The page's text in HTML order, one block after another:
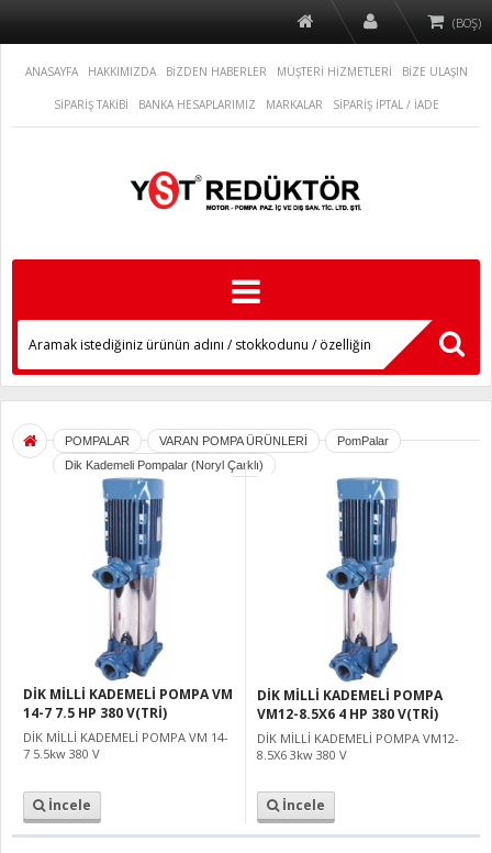
(BOŞ)
ANASAYFA HAKKIMIZDA BİZDEN HABERLER MÜŞTERİ HİZMETLERİ BİZE ULAŞIN
SİPARİŞ TAKİBİ BANKA HESAPLARIMIZ MARKALAR SİPARİŞ İPTAL / İADE
POMPALAR VARAN POMPA ÜRÜNLERİ
PomPalar
Dik Kademeli Pompalar (Noryl Çarklı)
DİK MİLLİ KADEMELİ POMPA VM
14-7 7.5 HP 380 V(TRİ)
DİK MİLLİ KADEMELİ POMPA VM 14-
7 5.5kw 380 V
İncele
DİK MİLLİ KADEMELİ POMPA
VM12-8.5X6 4 HP 380 V(TRİ)
DİK MİLLİ KADEMELİ POMPA VM12-
8.5X6 3kw 380 V
İncele